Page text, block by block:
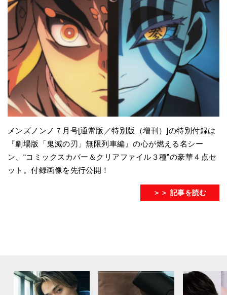
メンズノンノ７月号[通常版／特別版（増刊）]の特別付録は
『劇場版「鬼滅の刃」無限列車編』の心が燃える名シー
ン、“コミックスカバー＆クリアファイル３種”の豪華４点セ
ット。付録画像を先行公開！
＞＞ 記事を読む